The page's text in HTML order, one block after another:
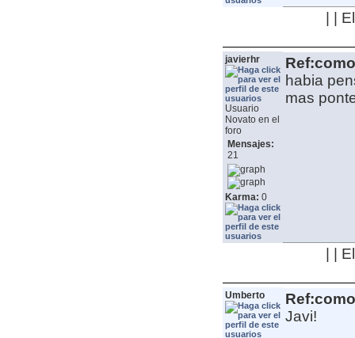
| |
javierhr
Usuario
Novato en el
foro
Mensajes:
21
Karma: 0
habia
mas
| |
Umberto
Javi!